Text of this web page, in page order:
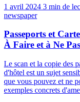
1 avril 2024 3 min de
newspaper
Passeports et
À Faire et à Ne
Le scan et la copie des
d'hôtel est un sujet
que vous pouvez et ne
exemples concrets